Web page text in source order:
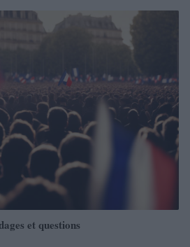
et questions